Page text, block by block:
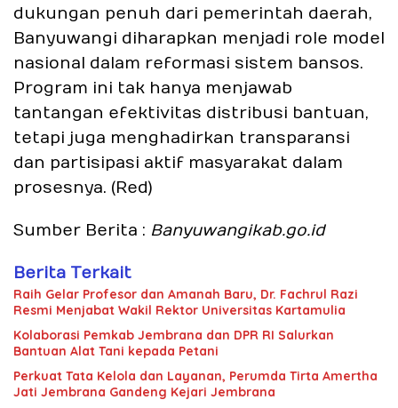
dukungan penuh dari pemerintah daerah,
Banyuwangi diharapkan menjadi role model
nasional dalam reformasi sistem bansos.
Program ini tak hanya menjawab
tantangan efektivitas distribusi bantuan,
tetapi juga menghadirkan transparansi
dan partisipasi aktif masyarakat dalam
prosesnya. (Red)
Sumber Berita : Banyuwangikab.go.id
Berita Terkait
Raih Gelar Profesor dan Amanah Baru, Dr. Fachrul Razi
Resmi Menjabat Wakil Rektor Universitas Kartamulia
Kolaborasi Pemkab Jembrana dan DPR RI Salurkan
Bantuan Alat Tani kepada Petani
Perkuat Tata Kelola dan Layanan, Perumda Tirta Amertha
Jati Jembrana Gandeng Kejari Jembrana